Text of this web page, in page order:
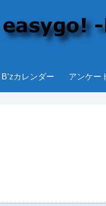
B’zカレンダー アンケー